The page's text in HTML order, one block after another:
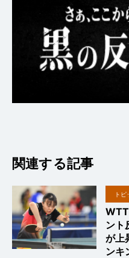
関連する記事
トピ
WTT
ント
が上
ンキ